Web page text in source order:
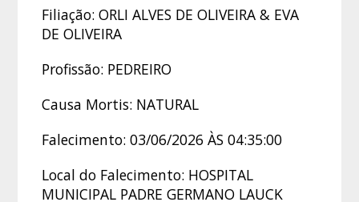
Filiação: ORLI ALVES DE OLIVEIRA & EVA
DE OLIVEIRA
Profissão: PEDREIRO
Causa Mortis: NATURAL
Falecimento: 03/06/2026 ÀS 04:35:00
Local do Falecimento: HOSPITAL
MUNICIPAL PADRE GERMANO LAUCK